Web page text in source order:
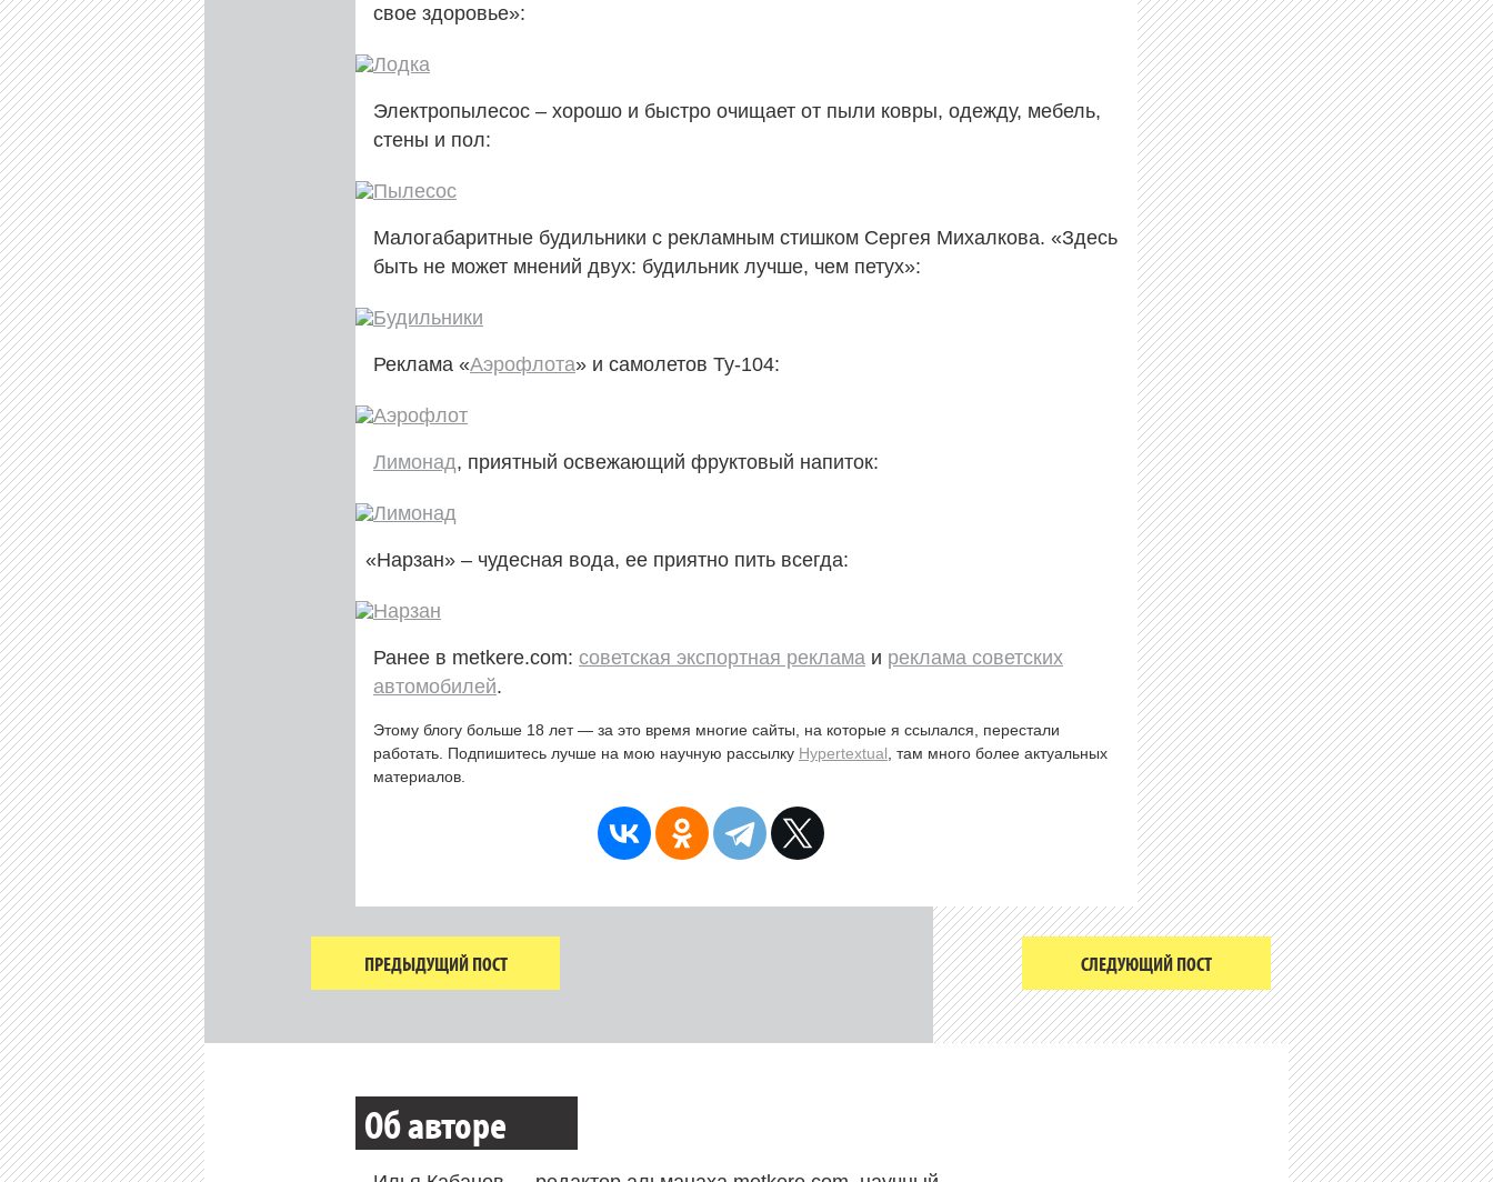
свое здоровье»:
Электропылесос – хорошо и быстро очищает от пыли ковры, одежду, мебель,
стены и пол:
Малогабаритные будильники с рекламным стишком Сергея Михалкова. «Здесь
быть не может мнений двух: будильник лучше, чем петух»:
Реклама «Аэрофлота» и самолетов Ту-104:
Лимонад, приятный освежающий фруктовый напиток:
«Нарзан» – чудесная вода, ее приятно пить всегда:
Ранее в metkere.com: советская экспортная реклама и реклама советских
автомобилей.
Этому блогу больше 18 лет — за это время многие сайты, на которые я ссылался, перестали
работать. Подпишитесь лучше на мою научную рассылку Hypertextual , там много более актуальных
материалов.
ПРЕДЫДУЩИЙ ПОСТ СЛЕДУЮЩИЙ ПОСТ
Об авторе